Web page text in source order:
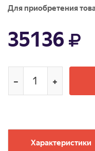
Для приобретения
35136
Характеристики